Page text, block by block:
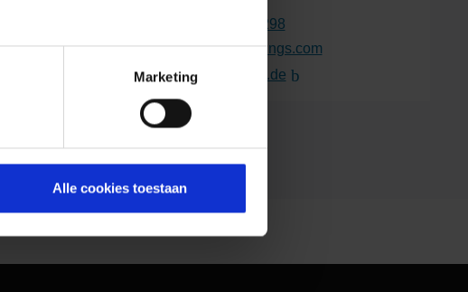
Marketing
Alle cookies toestaan
+49 221 59988298
E-Mail:
service@eurowings.com
Website:
www.eurowings.de (Link naar externe website)